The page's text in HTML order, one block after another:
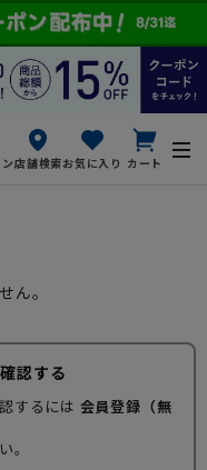
ン店舗検索お気に入り カート
ん。
認する
するには 会員登録（無
。